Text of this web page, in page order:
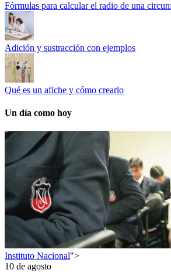
Fórmulas para calcular el radio de una
Adición y sustracción con ejemplos
Qué es un afiche y cómo crearlo
Un día como hoy
Instituto Nacional">
10 de agosto